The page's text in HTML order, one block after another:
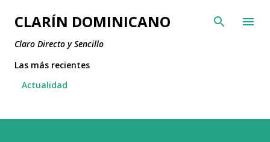
Ir al contenido principal
CLARÍN DOMINICANO
Claro Directo y Sencillo
Las más recientes
Actualidad